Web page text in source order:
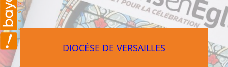
DIOCÈSE DE VERSAILLES